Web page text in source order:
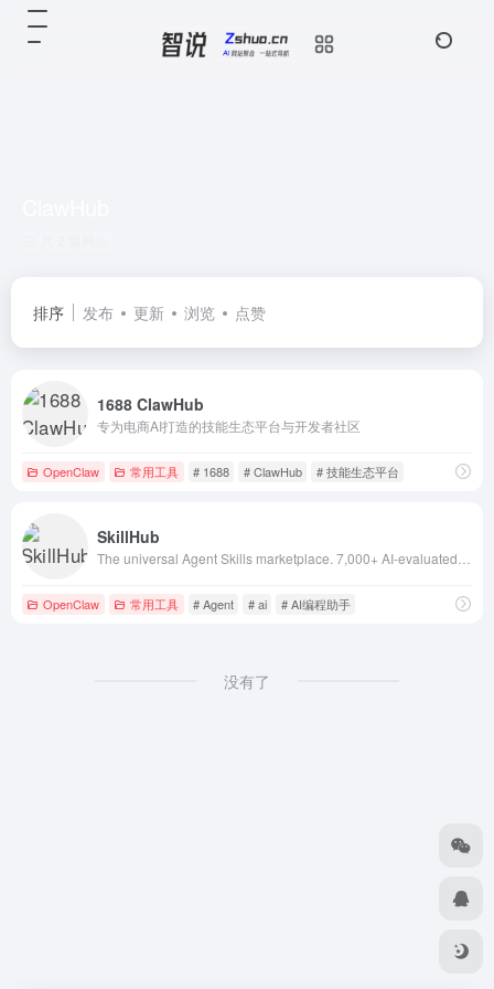
排序 发布 更新 浏览 点赞
1688 ClawHub
专为电商AI打造的技能生态平台与开发者社区
OpenClaw 常用工具 # 1688 # ClawHub # 技能生态平台
SkillHub
OpenClaw 常用工具 # Agent # ai # AI编程助手
没有了